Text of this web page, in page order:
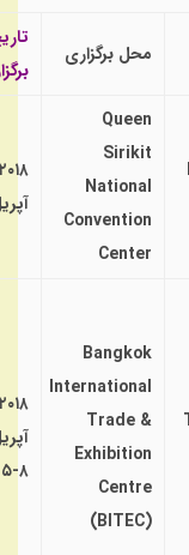
محل برگزاری
Queen
Sirikit
National
Convention
Center
۲۰۱۸
Bangkok
International
Trade &
Exhibition
Centre
(BITEC)
۲۰۱۸
۸-۵